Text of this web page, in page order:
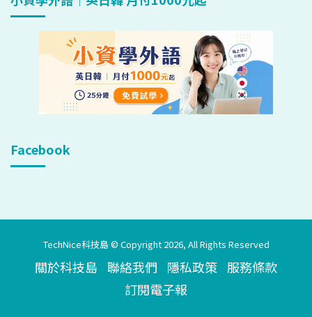
Facebook
TechNice科技島 © Copyright 2026, All Rights Reserved
關於科技島 聯絡我們 隱私政策 服務條款
訂閱電子報